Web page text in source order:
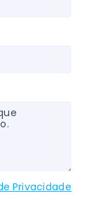
Privacidade